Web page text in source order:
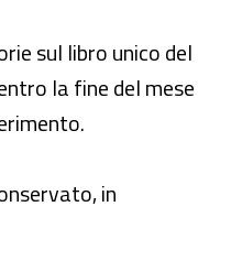
sul libro unico del
la fine del mese
in